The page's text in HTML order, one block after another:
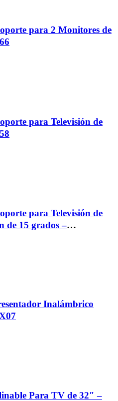
para 2 Monitores de
para Televisión de
para Televisión de
de 15 grados –
Inalámbrico
Para TV de 32″ –